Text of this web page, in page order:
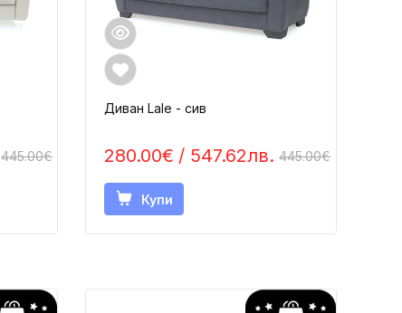
445.00€ 280.00€ / 547.62лв. 445.00€
Диван Lale - сив
Купи